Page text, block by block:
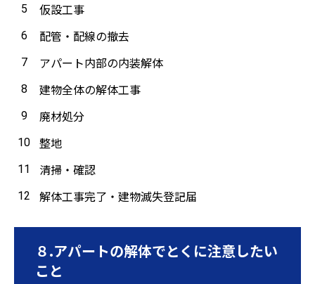
仮設工事
配管・配線の撤去
アパート内部の内装解体
建物全体の解体工事
廃材処分
整地
清掃・確認
解体工事完了・建物滅失登記届
８.アパートの解体でとくに注意したい
こと